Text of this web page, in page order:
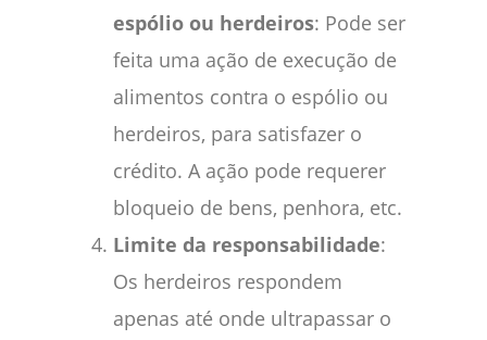
espólio ou herdeiros: Pode ser
feita uma ação de execução de
alimentos contra o espólio ou
herdeiros, para satisfazer o
crédito. A ação pode requerer
bloqueio de bens, penhora, etc.
Limite da responsabilidade:
Os herdeiros respondem
apenas até onde ultrapassar o